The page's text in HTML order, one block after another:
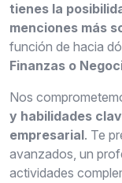
tienes la
menciones más
función de hacia
Finanzas o
Nos
y habilidades
empresarial. Te
avanzados, un
actividades